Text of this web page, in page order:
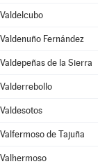
Valdelcubo
Valdenuño Fernández
Valdepeñas de la Sierra
Valderrebollo
Valdesotos
Valfermoso de Tajuña
Valhermoso